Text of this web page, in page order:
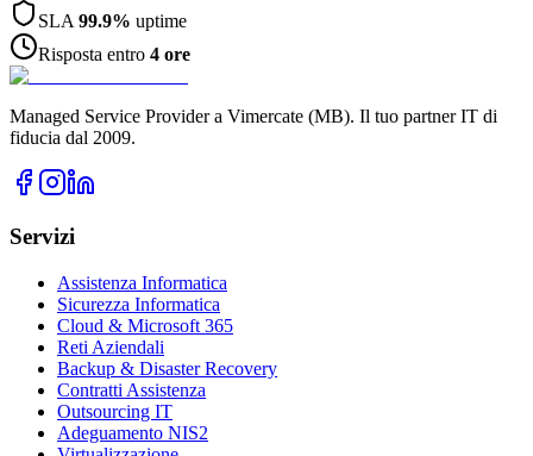
SLA 99.9% uptime
Risposta entro 4 ore
Managed Service Provider a Vimercate (MB). Il tuo partner IT di
fiducia dal 2009.
Servizi
Assistenza Informatica
Sicurezza Informatica
Cloud & Microsoft 365
Reti Aziendali
Backup & Disaster Recovery
Contratti Assistenza
Outsourcing IT
Adeguamento NIS2